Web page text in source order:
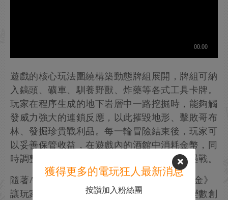
遊戲的核心玩法圍繞構築動態牌組展開，牌組可納
入鎬頭、礦車、馴養野獸、炸藥等各式工具卡牌。
玩家在程序生成的地下岩層中一路挖掘時，能夠觸
發威力強大的連鎖反應，以此摧毀地形、擊敗哥布
林、發掘珍貴戰利品。每一輪冒險結束後，玩家可
以妥善保管收益，在遊戲內的酒館中消耗金幣，同
時調整策略，以應對難度持續攀升的各類遭遇戰。
隨著Alpha測試正式上線，《胡須矮人地下掘金》
讓玩家得以提前窺見這款將策略布局與隨機變數創
獲得更多的電玩狂人最新消息
按讚加入粉絲團